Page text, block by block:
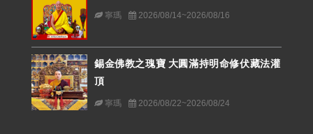
寧瑪 2026/08/14~2026/08/16
錫金佛教之瑰寶 大圓滿持明命修伏藏法灌
頂
寧瑪 2026/08/22~2026/08/24